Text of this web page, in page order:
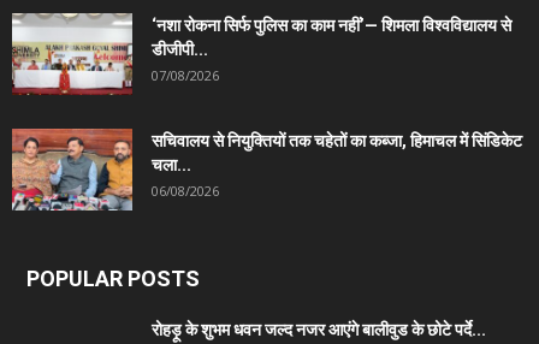
‘नशा रोकना सिर्फ पुलिस का काम नहीं’— शिमला विश्वविद्यालय से
डीजीपी...
07/08/2026
सचिवालय से नियुक्तियों तक चहेतों का कब्जा, हिमाचल में सिंडिकेट
चला...
06/08/2026
POPULAR POSTS
रोहड़ू के शुभम धवन जल्द नजर आएंगे बालीवुड के छोटे पर्दे...